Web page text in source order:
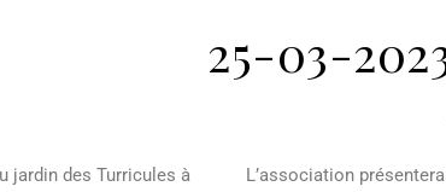
25-03-
jardin des Turricules à
L’association